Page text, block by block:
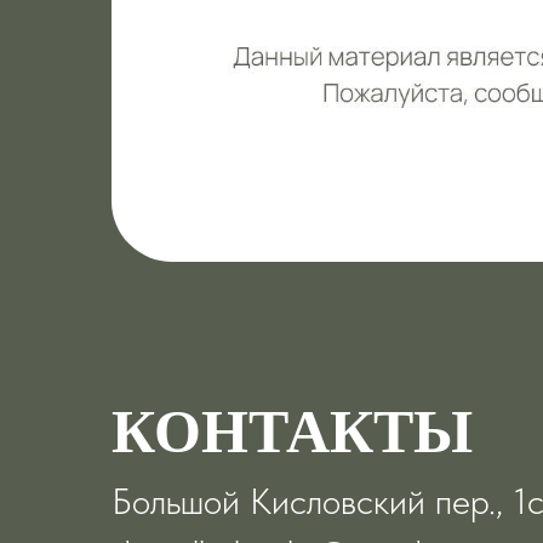
КОНТАКТЫ
Большой Кисловский пер.,